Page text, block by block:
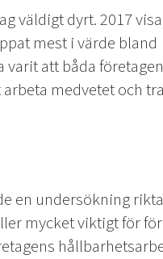
väldigt dyrt. 2017
mest i värde bland
att båda
medvetet och
en undersökning
mycket viktigt för